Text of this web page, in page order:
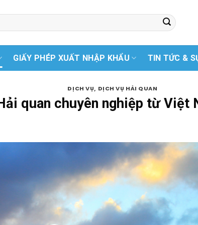
GIẤY PHÉP XUẤT NHẬP KHẨU TIN TỨC &
DỊCH VỤ, DỊCH VỤ HẢI QUAN
quan chuyên nghiệp từ Việt